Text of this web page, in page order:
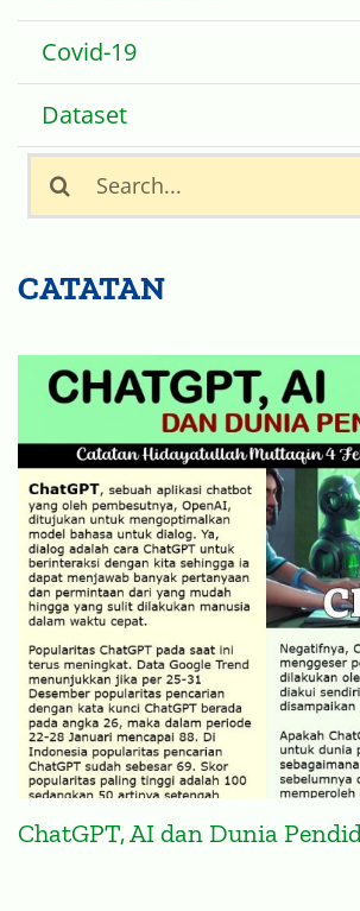
Covid-19
Dataset
Search
for:
ChatGPT, AI dan Dunia